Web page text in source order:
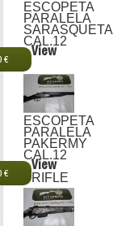
ESCOPETA
PARALELA
SARASQUETA
CAL.12
€
View
ESCOPETA
PARALELA
PAKERMY
CAL.12
€
View
RIFLE